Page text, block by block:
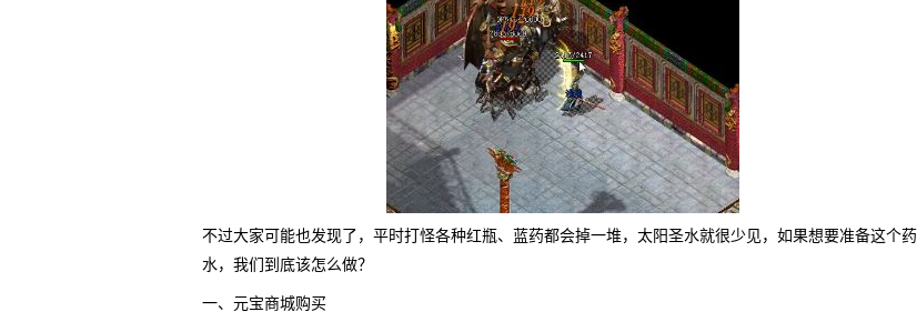
不过大家可能也发现了，平时打怪各种红瓶、蓝药都会掉一堆，太阳圣水就很少见，如果想要准备这个药
水，我们到底该怎么做？
一、元宝商城购买